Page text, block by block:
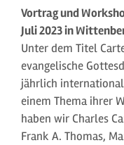
Vortrag und
Juli 2023 in
Unter dem Titel
evangelische
jährlich
einem Thema ihrer
haben wir Charles
Frank A. Thomas,